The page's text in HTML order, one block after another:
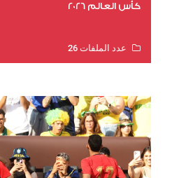
كأس العالم 2026
عدد الملفات 26